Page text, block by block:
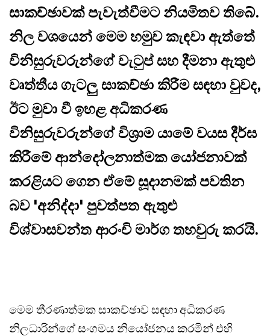
සාකච්ඡාවක් පැවැත්වීමට නියමිතව තිබේ.
නිල වශයෙන් මෙම හමුව කැඳවා ඇත්තේ
විනිසුරුවරුන්ගේ වැටුප් සහ දීමනා ඇතුළු
වෘත්තීය ගැටලු සාකච්ඡා කිරීම සඳහා වුවද,
ඊට මුවා වී ඉහළ අධිකරණ
විනිසුරුවරුන්ගේ විශ්‍රාම යාමේ වයස දීර්ඝ
කිරීමේ ආන්දෝලනාත්මක යෝජනාවක්
කරළියට ගෙන ඒමේ සූදානමක් පවතින
බව 'අනිද්දා' පුවත්පත ඇතුළු
විශ්වාසවන්ත ආරංචි මාර්ග තහවුරු කරයි.
මෙම තීරණාත්මක සාකච්ඡාව සඳහා අධිකරණ
නිලධාරින්ගේ සංගමය නියෝජනය කරමින් එහි